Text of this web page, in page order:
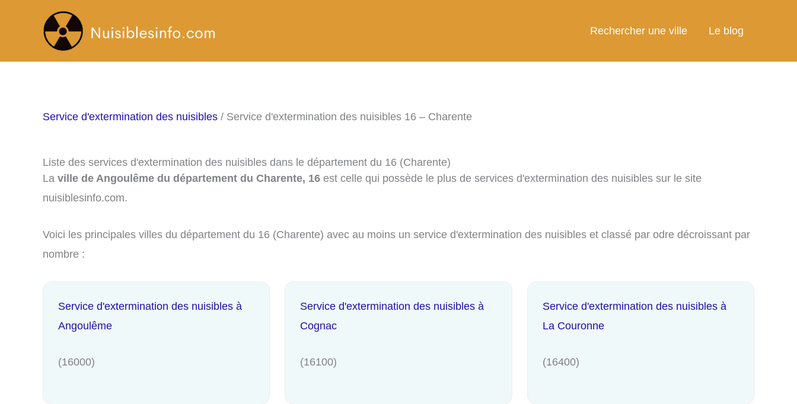
Rechercher une ville Le blog
Service d'extermination des nuisibles / Service d'extermination des nuisibles 16 – Charente
Liste des services d'extermination des nuisibles dans le département du 16 (Charente)
La ville de Angoulême du département du Charente, 16 est celle qui possède le plus de services d'extermination des nuisibles sur le site
nuisiblesinfo.com.
Voici les principales villes du département du 16 (Charente) avec au moins un service d'extermination des nuisibles et classé par odre décroissant par
nombre :
Service d'extermination des nuisibles à
Angoulême
(16000)
Service d'extermination des nuisibles à
Cognac
(16100)
Service d'extermination des nuisibles à
La Couronne
(16400)